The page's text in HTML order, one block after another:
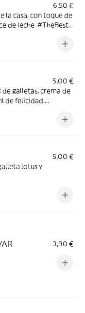
6,50 €
la casa, con toque de
de leche. #TheBest
5,00 €
de galletas, crema de
de felicidad....
5,00 €
lotus y
3,90 €